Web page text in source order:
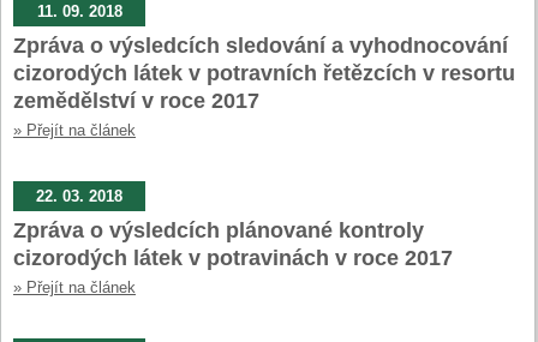
11. 09. 2018
Zpráva o výsledcích sledování a vyhodnocování
cizorodých látek v potravních řetězcích v resortu
zemědělství v roce 2017
» Přejít na článek
22. 03. 2018
Zpráva o výsledcích plánované kontroly
cizorodých látek v potravinách v roce 2017
» Přejít na článek